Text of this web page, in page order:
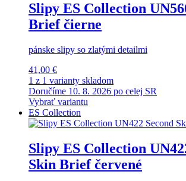
Slipy ES Collection
Brief čierne
pánske slipy so zlatými detailmi
41,00 €
1 z 1 varianty skladom
Doručíme 10. 8. 2026 po celej SR
Vybrať variantu
ES Collection
Slipy ES Collection
Skin Brief červené